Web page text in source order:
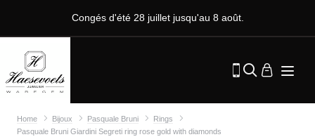
Congés d'été 28 juillet jusqu'au 8 août.
Home Bijoux Pasquale Bruni
Rings
Pasquale Bruni Giardini Segreti ring rose gold with diamonds